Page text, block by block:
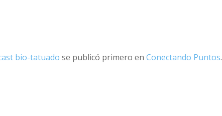
bio-tatuado se publicó primero en Conectando Puntos.